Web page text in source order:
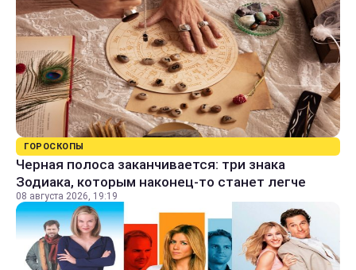
ГОРОСКОПЫ
Черная полоса заканчивается: три знака
Зодиака, которым наконец-то станет легче
08 августа 2026, 19:19